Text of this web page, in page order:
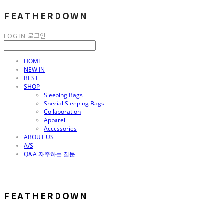
FEATHERDOWN
LOG IN 로그인
HOME
NEW IN
BEST
SHOP
Sleeping Bags
Special Sleeping Bags
Collaboration
Apparel
Accessories
ABOUT US
A/S
Q&A 자주하는 질문
FEATHERDOWN